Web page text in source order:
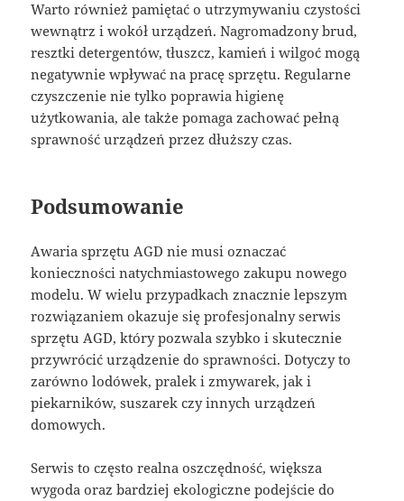
Warto również pamiętać o utrzymywaniu czystości
wewnątrz i wokół urządzeń. Nagromadzony brud,
resztki detergentów, tłuszcz, kamień i wilgoć mogą
negatywnie wpływać na pracę sprzętu. Regularne
czyszczenie nie tylko poprawia higienę
użytkowania, ale także pomaga zachować pełną
sprawność urządzeń przez dłuższy czas.
Podsumowanie
Awaria sprzętu AGD nie musi oznaczać
konieczności natychmiastowego zakupu nowego
modelu. W wielu przypadkach znacznie lepszym
rozwiązaniem okazuje się profesjonalny serwis
sprzętu AGD, który pozwala szybko i skutecznie
przywrócić urządzenie do sprawności. Dotyczy to
zarówno lodówek, pralek i zmywarek, jak i
piekarników, suszarek czy innych urządzeń
domowych.
Serwis to często realna oszczędność, większa
wygoda oraz bardziej ekologiczne podejście do